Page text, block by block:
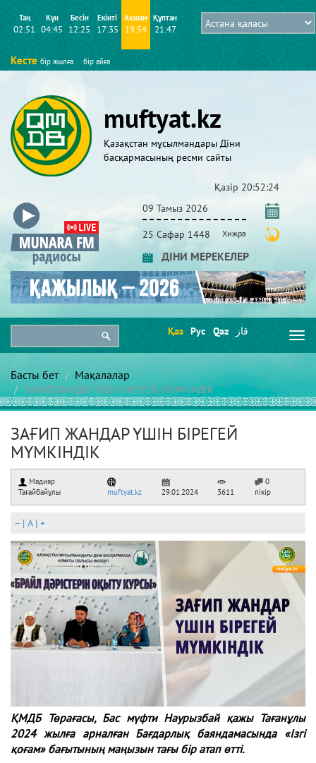
Таң
02:51
Күн
04:45
Бесін
12:25
Екінті
17:35
Ақшам
19:54
Құптан
21:47
Кесте бір жылға бір айға
muftyat.kz
Қазақстан мұсылмандары Діни
басқармасының ресми сайты
Қазір 20:52:24
09 Тамыз 2026
25 Сафар 1448 Хижра
ДІНИ МЕРЕКЕЛЕР
Қаз Рус Qaz قاز
Басты бет Мақалалар
ЗАҒИП ЖАНДАР ҮШІН БІРЕГЕЙ МҮМКІНДІК
ЗАҒИП ЖАНДАР ҮШІН БІРЕГЕЙ
МҮМКІНДІК
Мадияр
Тағайбайұлы
muftyat.kz 29.01.2024 3611
0
пікір
– | A| +
ҚМДБ Төрағасы, Бас мүфти Наурызбай қажы Тағанұлы
2024 жылға арналған Бағдарлық баяндамасында «Ізгі
қоғам» бағытының маңызын тағы бір атап өтті.